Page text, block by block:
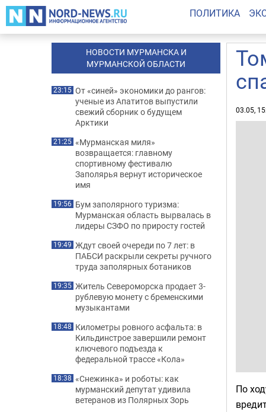
ПОЛИТИКА
03.05,
По
НОВОСТИ МУРМАНСКА И
МУРМАНСКОЙ ОБЛАСТИ
23:15 От «синей» экономики до рангов:
ученые из Апатитов выпустили
свежий сборник о будущем
Арктики
21:25 «Мурманская миля»
возвращается: главному
спортивному фестивалю
Заполярья вернут историческое
имя
19:56 Бум заполярного туризма:
Мурманская область вырвалась в
лидеры СЗФО по приросту гостей
19:49 Ждут своей очереди по 7 лет: в
ПАБСИ раскрыли секреты ручного
труда заполярных ботаников
19:35 Житель Североморска продает 3-
рублевую монету с бременскими
музыкантами
18:48 Километры ровного асфальта: в
Кильдинстрое завершили ремонт
ключевого подъезда к
федеральной трассе «Кола»
18:38 «Снежинка» и роботы: как
мурманский депутат удивила
ветеранов из Полярных Зорь